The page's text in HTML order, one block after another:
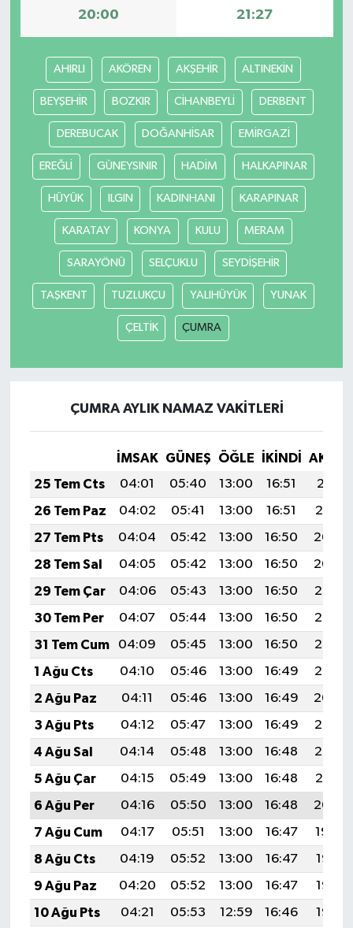
20:00 21:27
AHIRLI AKÖREN AKŞEHİR ALTINEKİN
BEYŞEHİR BOZKIR CİHANBEYLİ DERBENT
DEREBUCAK DOĞANHİSAR EMİRGAZİ
EREĞLİ GÜNEYSINIR HADİM HALKAPINAR
HÜYÜK ILGIN KADINHANI KARAPINAR
KARATAY KONYA KULU MERAM
SARAYÖNÜ SELÇUKLU SEYDİŞEHİR
TAŞKENT TUZLUKÇU YALIHÜYÜK YUNAK
ÇELTİK ÇUMRA
ÇUMRA AYLIK NAMAZ VAKITLERI
İMSAK GÜNEŞ ÖĞLE İKINDI
25 Tem Cts
04:01 05:40 13:00 16:51
20:11
26 Tem Paz
04:02 05:41 13:00 16:51
20:10
27 Tem Pts
04:04 05:42 13:00 16:50
20:09
28 Tem Sal
04:05 05:42 13:00 16:50
20:09
29 Tem Çar
04:06 05:43 13:00 16:50
20:08
30 Tem Per
04:07 05:44 13:00 16:50
20:07
31 Tem Cum
04:09 05:45 13:00 16:50
20:06
1 Ağu Cts
04:10 05:46 13:00 16:49
20:05
2 Ağu Paz
04:11 05:46 13:00 16:49
20:04
3 Ağu Pts
04:12 05:47 13:00 16:49
20:03
4 Ağu Sal
04:14 05:48 13:00 16:48
20:02
5 Ağu Çar
04:15 05:49 13:00 16:48
20:01
6 Ağu Per
04:16 05:50 13:00 16:48
20:00
7 Ağu Cum
04:17 05:51 13:00 16:47
19:59
8 Ağu Cts
04:19 05:52 13:00 16:47
19:58
9 Ağu Paz
04:20 05:52 13:00 16:47
19:57
10 Ağu Pts
04:21 05:53 12:59 16:46
19:56